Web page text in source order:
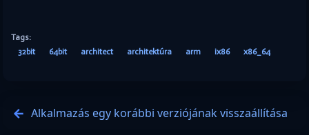
Tags:
32bit
64bit architect architektúra arm ix86 x86_64
Alkalmazás egy korábbi verziójának visszaállítása